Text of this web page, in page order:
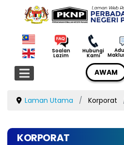
Soalan
Lazim
Hubungi
Kami
AWAM
Laman Utama Korporat
KORPORAT